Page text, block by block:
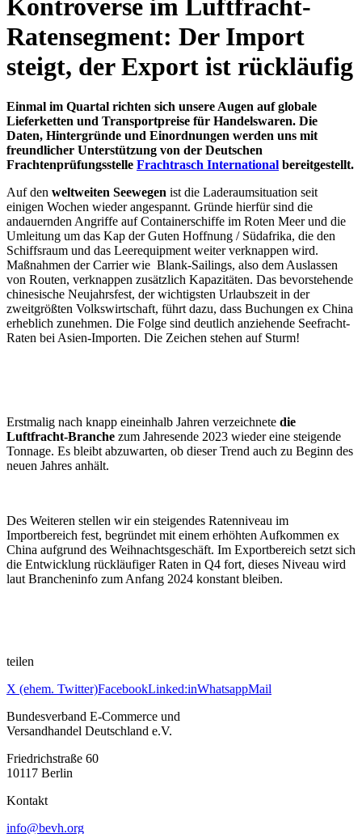
Kontroverse im Luftfracht-
Ratensegment: Der Import
steigt, der Export ist rückläufig
Einmal im Quartal richten sich unsere Augen auf globale
Lieferketten und Transportpreise für Handelswaren. Die
Daten, Hintergründe und Einordnungen werden uns mit
freundlicher Unterstützung von der Deutschen
Frachtenprüfungsstelle Frachtrasch International bereitgestellt.
Auf den weltweiten Seewegen ist die Laderaumsituation seit
einigen Wochen wieder angespannt. Gründe hierfür sind die
andauernden Angriffe auf Containerschiffe im Roten Meer und die
Umleitung um das Kap der Guten Hoffnung / Südafrika, die den
Schiffsraum und das Leerequipment weiter verknappen wird.
Maßnahmen der Carrier wie Blank-Sailings, also dem Auslassen
von Routen, verknappen zusätzlich Kapazitäten. Das bevorstehende
chinesische Neujahrsfest, der wichtigsten Urlaubszeit in der
zweitgrößten Volkswirtschaft, führt dazu, dass Buchungen ex China
erheblich zunehmen. Die Folge sind deutlich anziehende Seefracht-
Raten bei Asien-Importen. Die Zeichen stehen auf Sturm!
Erstmalig nach knapp eineinhalb Jahren verzeichnete die
Luftfracht-Branche zum Jahresende 2023 wieder eine steigende
Tonnage. Es bleibt abzuwarten, ob dieser Trend auch zu Beginn des
neuen Jahres anhält.
Des Weiteren stellen wir ein steigendes Ratenniveau im
Importbereich fest, begründet mit einem erhöhten Aufkommen ex
China aufgrund des Weihnachtsgeschäft. Im Exportbereich setzt sich
die Entwicklung rückläufiger Raten in Q4 fort, dieses Niveau wird
laut Brancheninfo zum Anfang 2024 konstant bleiben.
teilen
X (ehem. Twitter)FacebookLinked:inWhatsappMail
Bundesverband E-Commerce und
Versandhandel Deutschland e.V.
Friedrichstraße 60
10117 Berlin
Kontakt
info@bevh.org